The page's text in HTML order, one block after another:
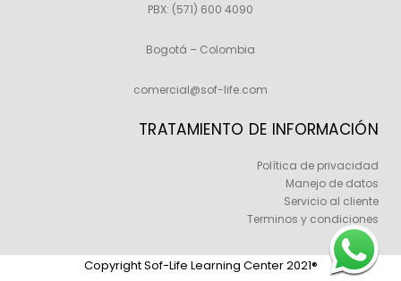
PBX: (571) 600 4090
Bogotá – Colombia
comercial@sof-life.com
TRATAMIENTO DE INFORMACIÓN
Política de privacidad
Manejo de datos
Servicio al cliente
Terminos y condiciones
Copyright Sof-Life Learning Center 2021®